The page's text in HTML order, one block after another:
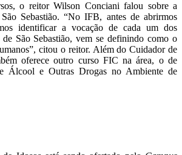
o reitor Wilson Conciani falou sobre a
São Sebastião. “No IFB, antes de abrirmos
identificar a vocação de cada um dos
de São Sebastião, vem se definindo como o
citou o reitor. Além do Cuidador de
oferece outro curso FIC na área, o de
Álcool e Outras Drogas no Ambiente de